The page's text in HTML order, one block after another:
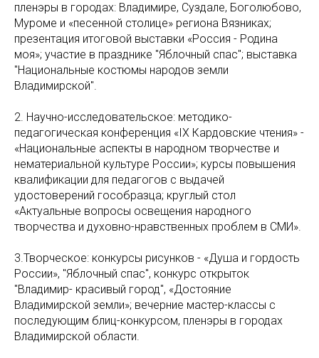
пленэры в городах: Владимире, Суздале, Боголюбово,
Муроме и «песенной столице» региона Вязниках;
презентация итоговой выставки «Россия - Родина
моя»; участие в празднике "Яблочный спас"; выставка
"Национальные костюмы народов земли
Владимирской".
2. Научно-исследовательское: методико-
педагогическая конференция «IX Кардовские чтения» -
«Национальные аспекты в народном творчестве и
нематериальной культуре России»; курсы повышения
квалификации для педагогов с выдачей
удостоверений гособразца; круглый стол
«Актуальные вопросы освещения народного
творчества и духовно-нравственных проблем в СМИ».
3.Творческое: конкурсы рисунков - «Душа и гордость
России», "Яблочный спас", конкурс открыток
"Владимир- красивый город", «Достояние
Владимирской земли»; вечерние мастер-классы с
последующим блиц-конкурсом, пленэры в городах
Владимирской области.